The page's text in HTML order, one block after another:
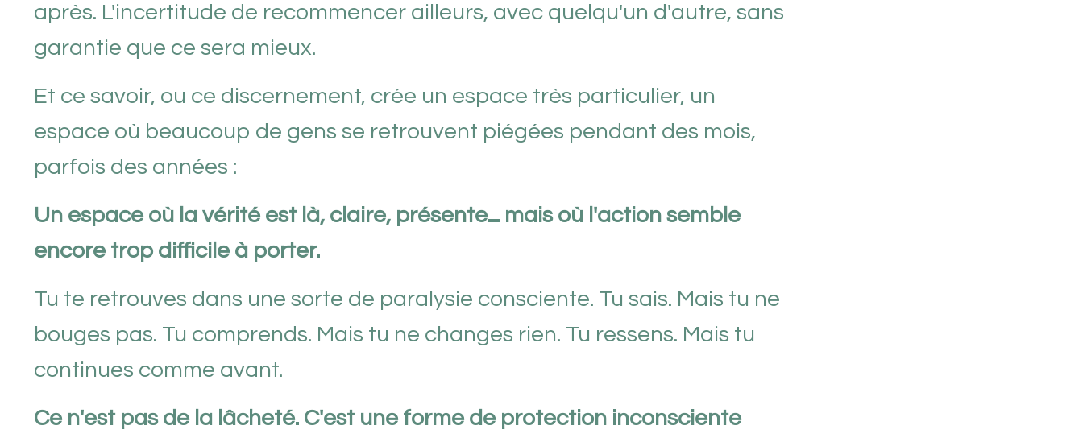
après. L'incertitude de recommencer ailleurs, avec quelqu'un d'autre, sans
garantie que ce sera mieux.
Et ce savoir, ou ce discernement, crée un espace très particulier, un
espace où beaucoup de gens se retrouvent piégées pendant des mois,
parfois des années :
Un espace où la vérité est là, claire, présente... mais où l'action semble
encore trop difficile à porter.
Tu te retrouves dans une sorte de paralysie consciente. Tu sais. Mais tu ne
bouges pas. Tu comprends. Mais tu ne changes rien. Tu ressens. Mais tu
continues comme avant.
Ce n'est pas de la lâcheté. C'est une forme de protection inconsciente